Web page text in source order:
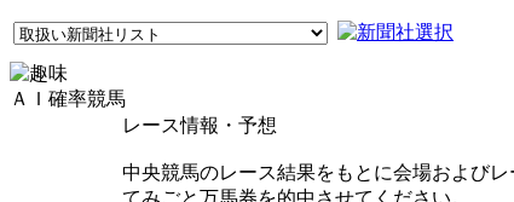
ＡＩ確率競馬
レース情報・予想
中央競馬のレース結果をもとに会場および
てみごと万馬券を的中させてください。